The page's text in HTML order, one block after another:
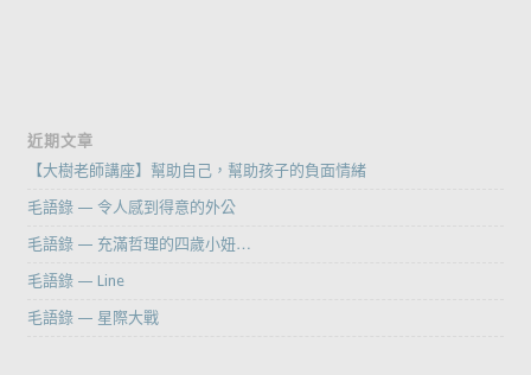
近期文章
【大樹老師講座】幫助自己，幫助孩子的負面情緒
毛語錄 — 令人感到得意的外公
毛語錄 — 充滿哲理的四歲小妞…
毛語錄 — Line
毛語錄 — 星際大戰